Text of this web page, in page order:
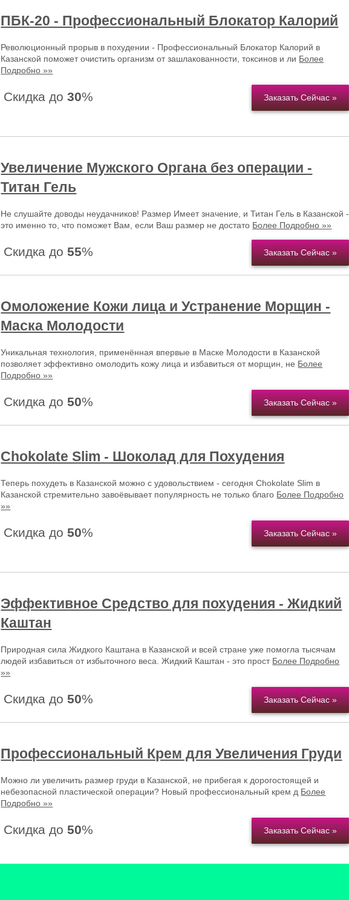
ПБК-20 - Профессиональный Блокатор Калорий
Революционный прорыв в похудении - Профессиональный Блокатор Калорий в
Казанской поможет очистить организм от зашлакованности, токсинов и ли Более
Подробно »»
Скидка до30% Заказать Сейчас »
Увеличение Мужского Органа без операции -
Титан Гель
Не слушайте доводы неудачников! Размер Имеет значение, и Титан Гель в Казанской -
это именно то, что поможет Вам, если Ваш размер не достато Более Подробно »»
Скидка до55% Заказать Сейчас »
Омоложение Кожи лица и Устранение Морщин -
Маска Молодости
Уникальная технология, применённая впервые в Маске Молодости в Казанской
позволяет эффективно омолодить кожу лица и избавиться от морщин, не Более
Подробно »»
Скидка до50% Заказать Сейчас »
Chokolate Slim - Шоколад для Похудения
Теперь похудеть в Казанской можно с удовольствием - сегодня Chokolate Slim в
Казанской стремительно завоёвывает популярность не только благо Более Подробно
»»
Скидка до50% Заказать Сейчас »
Эффективное Средство для похудения - Жидкий
Каштан
Природная сила Жидкого Каштана в Казанской и всей стране уже помогла тысячам
людей избавиться от избыточного веса. Жидкий Каштан - это прост Более Подробно
»»
Скидка до50% Заказать Сейчас »
Профессиональный Крем для Увеличения Груди
Можно ли увеличить размер груди в Казанской, не прибегая к дорогостоящей и
небезопасной пластической операции? Новый профессиональный крем д Более
Подробно »»
Скидка до50% Заказать Сейчас »